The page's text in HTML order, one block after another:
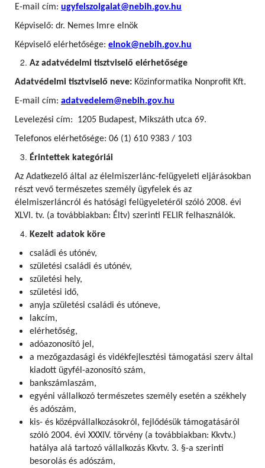
E-mail cím: ugyfelszolgalat@nebih.gov.hu
Képviselő: dr. Nemes Imre elnök
Képviselő elérhetősége: elnok@nebih.gov.hu
Az adatvédelmi tisztviselő elérhetősége
Adatvédelmi tisztviselő neve: Közinformatika Nonprofit Kft.
E-mail cím: adatvedelem@nebih.gov.hu
Levelezési cím: 1205 Budapest, Mikszáth utca 69.
Telefonos elérhetősége: 06 (1) 610 9383 / 103
Érintettek kategóriái
Az Adatkezelő által az élelmiszerlánc-felügyeleti eljárásokban
részt vevő természetes személy ügyfelek és az
élelmiszerláncról és hatósági felügyeletéről szóló 2008. évi
XLVI. tv. (a továbbiakban: Éltv) szerinti FELIR felhasználók.
Kezelt adatok köre
családi és utónév,
születési családi és utónév,
születési hely,
születési idő,
anyja születési családi és utóneve,
lakcím,
elérhetőség,
adóazonosító jel,
a mezőgazdasági és vidékfejlesztési támogatási szerv által
kiadott ügyfél-azonosító szám,
bankszámlaszám,
egyéni vállalkozó természetes személy esetén a székhely
és adószám,
kis- és középvállalkozásokról, fejlődésük támogatásáról
szóló 2004. évi XXXIV. törvény (a továbbiakban: Kkvtv.)
hatálya alá tartozó vállalkozás Kkvtv. 3. §-a szerinti
besorolás és adószám,